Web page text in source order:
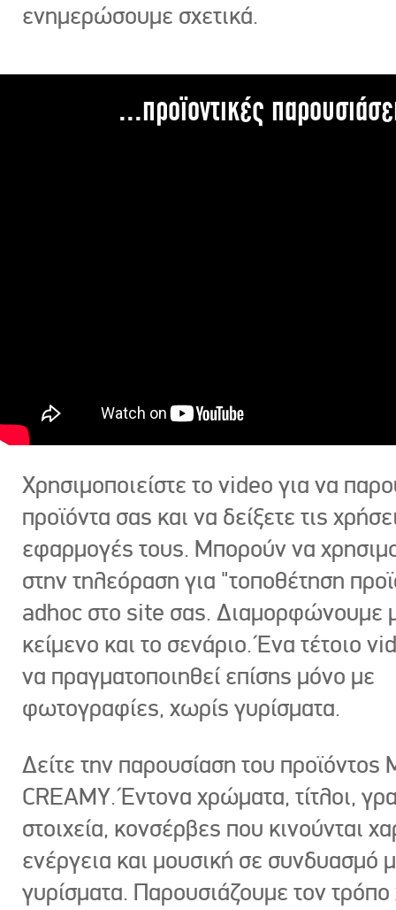
ενημερώσουμε σχετικά.
...προϊοντικές
Χρησιμοποιείστε το video για να
προϊόντα σας και να δείξετε τις
εφαρμογές τους. Μπορούν να
στην τηλεόραση για "τοποθέτηση
adhoc στο site σας. Διαμορφώνουμε
κείμενο και το σενάριο. Ένα τέτοιο
να πραγματοποιηθεί επίσης μόνο με
φωτογραφίες, χωρίς γυρίσματα.
Δείτε την παρουσίαση του προϊόντος
CREAMY. Έντονα χρώματα, τίτλοι,
στοιχεία, κονσέρβες που κινούνται
ενέργεια και μουσική σε συνδυασμό
γυρίσματα. Παρουσιάζουμε τον